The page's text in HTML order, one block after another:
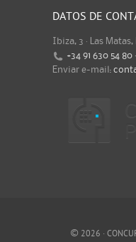
DATOS DE
Ibiza, 3 · Las
+34 91 630 54 80
Enviar e-mail:
© 2026 ·